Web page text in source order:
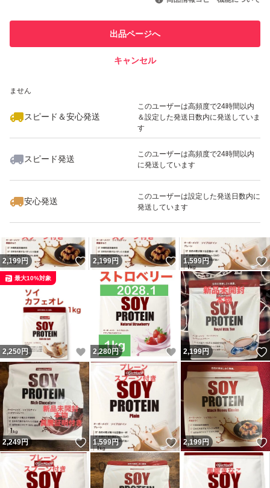
での取引実績があります
ません
スピード＆安心発送
このユーザーは高頻度で24時間以内
＆設定した発送日数内に発送していま
す
スピード発送
このユーザーは高頻度で24時間以内
に発送しています
安心発送
このユーザーは設定した発送日数内に
発送しています
出品ページへ
キャンセル
いいね！
2,199
2,199円 いいね！
2,199円 いいね！
1,599円
2,250 円 いいね！
最大10%対象
2,280円 いいね！
2,199円
2,249円 いいね！
1,599円 いいね！
2,199円